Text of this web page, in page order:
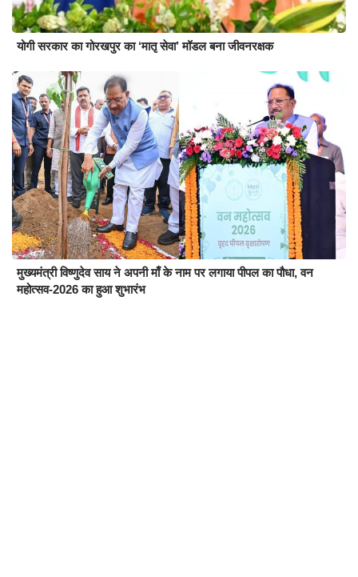
योगी सरकार का गोरखपुर का ‘मातृ सेवा’ मॉडल बना जीवनरक्षक
मुख्यमंत्री विष्णुदेव साय ने अपनी माँ के नाम पर लगाया पीपल का पौधा, वन
महोत्सव-2026 का हुआ शुभारंभ